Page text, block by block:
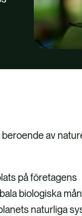
av
på företagens
biologiska
naturliga